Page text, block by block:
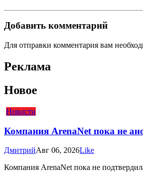
Добавить комментарий
Для отправки комментария вам
Реклама
Новое
Новости
Компания ArenaNet пока не
ДмитрийАвг 06, 2026Like
Компания ArenaNet пока не